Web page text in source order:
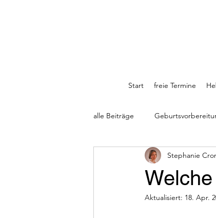
Start freie Termine
alle Beiträge
Stephanie
Aktualisiert: 18. Apr.